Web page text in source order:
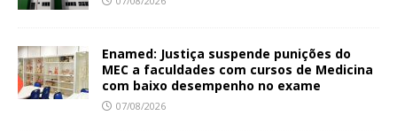
Enamed: Justiça suspende punições do
MEC a faculdades com cursos de Medicina
com baixo desempenho no exame
07/08/2026